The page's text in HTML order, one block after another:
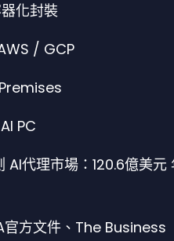
化封裝
/ GCP
PC
AI代理市場：120.6億美元
官方文件、The Business